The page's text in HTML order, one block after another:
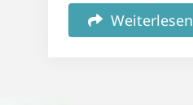
Weiterlesen